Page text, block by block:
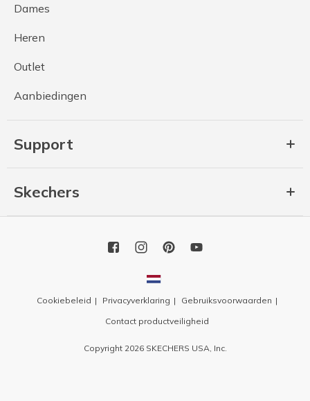
Dames
Heren
Outlet
Aanbiedingen
Support
Skechers
Cookiebeleid Privacyverklaring
Gebruiksvoorwaarden
Contact productveiligheid
Copyright 2026 SKECHERS USA, Inc.